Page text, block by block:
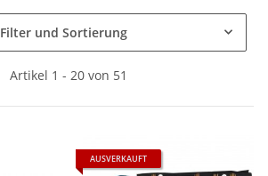
Filter und Sortierung
Artikel 1 - 20 von 51
AUSVERKAUFT